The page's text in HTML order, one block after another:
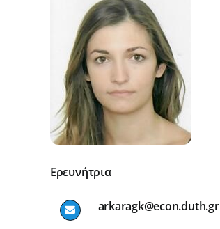
Ερευνήτρια
arkaragk@econ.duth.gr